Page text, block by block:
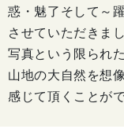
惑・魅了そして～
させていただきまし
写真という限られ
山地の大自然を想
感じて頂くことが